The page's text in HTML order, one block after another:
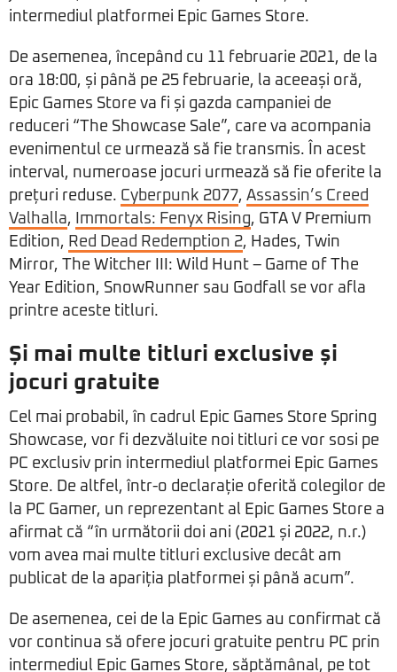
intermediul platformei Epic Games Store.
De asemenea, începând cu 11 februarie 2021, de la
ora 18:00, și până pe 25 februarie, la aceeași oră,
Epic Games Store va fi și gazda campaniei de
reduceri “The Showcase Sale”, care va acompania
evenimentul ce urmează să fie transmis. În acest
interval, numeroase jocuri urmează să fie oferite la
prețuri reduse. Cyberpunk 2077, Assassin’s Creed
Valhalla, Immortals: Fenyx Rising, GTA V Premium
Edition, Red Dead Redemption 2, Hades, Twin
Mirror, The Witcher III: Wild Hunt – Game of The
Year Edition, SnowRunner sau Godfall se vor afla
printre aceste titluri.
Și mai multe titluri exclusive și
jocuri gratuite
Cel mai probabil, în cadrul Epic Games Store Spring
Showcase, vor fi dezvăluite noi titluri ce vor sosi pe
PC exclusiv prin intermediul platformei Epic Games
Store. De altfel, într-o declarație oferită colegilor de
la PC Gamer, un reprezentant al Epic Games Store a
afirmat că “în următorii doi ani (2021 și 2022, n.r.)
vom avea mai multe titluri exclusive decât am
publicat de la apariția platformei și până acum”.
De asemenea, cei de la Epic Games au confirmat că
vor continua să ofere jocuri gratuite pentru PC prin
intermediul Epic Games Store, săptămânal, pe tot